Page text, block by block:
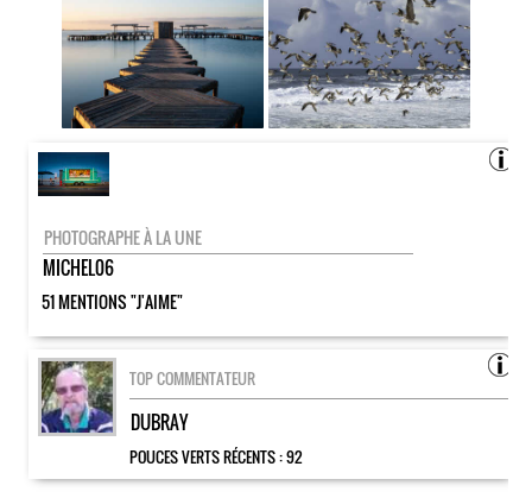
PHOTOGRAPHE À LA UNE
MICHEL06
51 MENTIONS "J'AIME"
TOP COMMENTATEUR
DUBRAY
POUCES VERTS RÉCENTS :92